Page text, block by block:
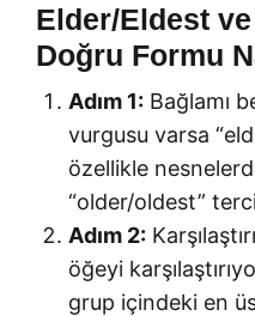
Elder/Eldest
Doğru Formu
Adım 1: Bağlamı
vurgusu varsa
özellikle
“older/oldest”
Adım 2:
öğeyi
grup içindeki en